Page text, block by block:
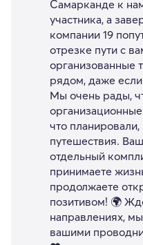
Самарканде к
участника, а
компании 19
отрезке пути с
организованные
рядом, даже
Мы очень рады,
что планировали,
путешествия.
отдельный
принимаете
продолжаете
позитивом! 🌍
направлениях,
вашими